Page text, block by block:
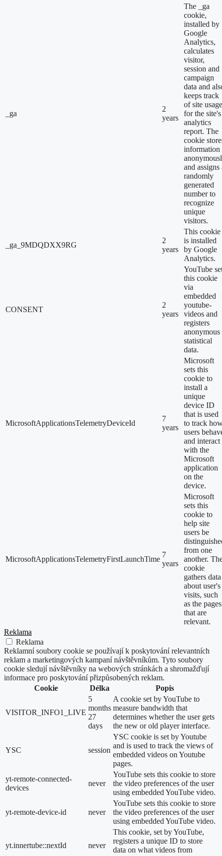
_ga
2
years
The _ga
cookie,
installed by
Google
Analytics,
calculates
visitor,
session and
campaign
data and
keeps track
of site usage
for the site's
analytics
report. The
cookie
information
and assigns
randomly
generated
number to
recognize
unique
visitors.
_ga_9MDQDXX9RG
2
years
This cookie
is installed
by Google
Analytics.
CONSENT
2
years
YouTube
this cookie
via
embedded
youtube-
videos and
registers
anonymous
statistical
data.
MicrosoftApplicationsTelemetryDeviceId
7
years
Microsoft
sets this
cookie to
install a
unique
device ID
that is used
to track
users
and interact
with the
Microsoft
application
on the
device.
MicrosoftApplicationsTelemetryFirstLaunchTime
7
years
Microsoft
sets this
cookie to
help site
users be
from one
another.
cookie
gathers data
about user's
visits, such
as the pages
that are
relevant.
Reklama
Reklama
Reklamní soubory cookie se používají k poskytování relevantních
reklam a marketingových kampaní návštěvníkům. Tyto soubory
cookie sledují návštěvníky na webových stránkách a shromažďují
informace pro poskytování přizpůsobených reklam.
Cookie
Délka Popis
VISITOR_INFO1_LIVE
5
months
27
days
A cookie set by YouTube to
measure bandwidth that
determines whether the user gets
the new or old player interface.
YSC session
YSC cookie is set by Youtube
and is used to track the views of
embedded videos on Youtube
pages.
yt-remote-connected-
devices
never
YouTube sets this cookie to store
the video preferences of the user
using embedded YouTube video.
yt-remote-device-id never
YouTube sets this cookie to store
the video preferences of the user
using embedded YouTube video.
yt.innertube::nextId never
This cookie, set by YouTube,
registers a unique ID to store
data on what videos from